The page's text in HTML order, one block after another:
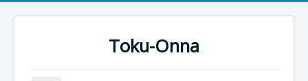
Toku-Onna